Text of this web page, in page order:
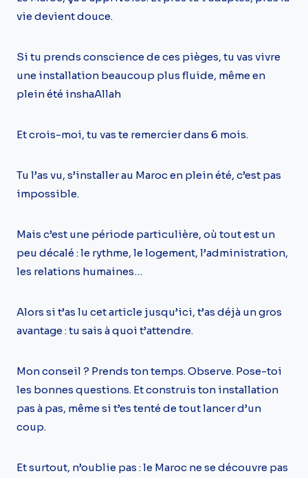
vie devient douce.
Si tu prends conscience de ces pièges, tu vas vivre
une installation beaucoup plus fluide, même en
plein été inshaAllah
Et crois-moi, tu vas te remercier dans 6 mois.
Tu l’as vu, s’installer au Maroc en plein été, c’est pas
impossible.
Mais c’est une période particulière, où tout est un
peu décalé : le rythme, le logement, l’administration,
les relations humaines…
Alors si t’as lu cet article jusqu’ici, t’as déjà un gros
avantage : tu sais à quoi t’attendre.
Mon conseil ? Prends ton temps. Observe. Pose-toi
les bonnes questions. Et construis ton installation
pas à pas, même si t’es tenté de tout lancer d’un
coup.
Et surtout, n’oublie pas : le Maroc ne se découvre pas